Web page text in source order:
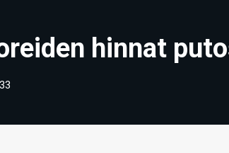
hinnat
33